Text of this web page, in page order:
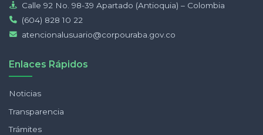
Calle 92 No. 98-39 Apartado (Antioquia) – Colombia
(604) 828 10 22
atencionalusuario@corpouraba.gov.co
Enlaces Rápidos
Noticias
Transparencia
Trámites